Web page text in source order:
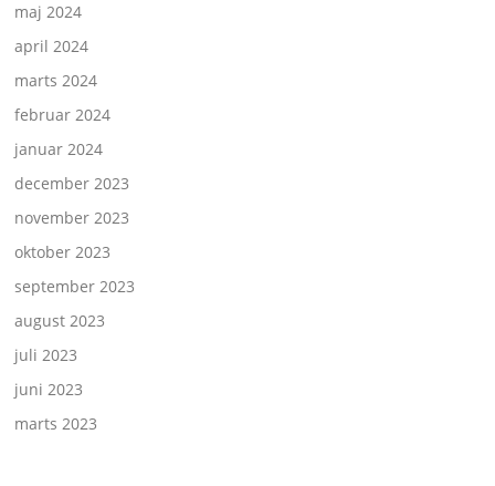
maj 2024
april 2024
marts 2024
februar 2024
januar 2024
december 2023
november 2023
oktober 2023
september 2023
august 2023
juli 2023
juni 2023
marts 2023